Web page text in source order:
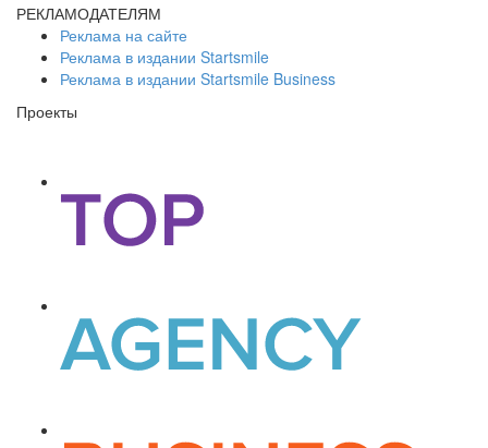
РЕКЛАМОДАТЕЛЯМ
Реклама на сайте
Реклама в издании Startsmile
Реклама в издании Startsmile Business
Проекты